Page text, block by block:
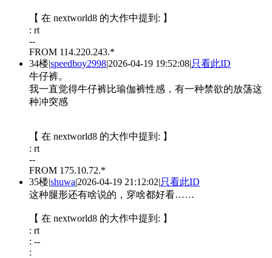
【 在 nextworld8 的大作中提到: 】
: rt
--
FROM 114.220.243.*
34楼|speedboy2998|2026-04-19 19:52:08|只看此ID
牛仔裤。
我一直觉得牛仔裤比瑜伽裤性感，有一种禁欲的放荡这
种冲突感
【 在 nextworld8 的大作中提到: 】
: rt
--
FROM 175.10.72.*
35楼|shuwa|2026-04-19 21:12:02|只看此ID
这种腿形还有啥说的，穿啥都好看……
【 在 nextworld8 的大作中提到: 】
: rt
: --
: